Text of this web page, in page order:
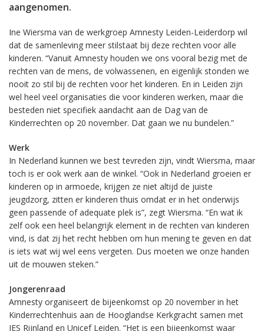
aangenomen.
Ine Wiersma van de werkgroep Amnesty Leiden-Leiderdorp wil
dat de samenleving meer stilstaat bij deze rechten voor alle
kinderen. “Vanuit Amnesty houden we ons vooral bezig met de
rechten van de mens, de volwassenen, en eigenlijk stonden we
nooit zo stil bij de rechten voor het kinderen. En in Leiden zijn
wel heel veel organisaties die voor kinderen werken, maar die
besteden niet specifiek aandacht aan de Dag van de
Kinderrechten op 20 november. Dat gaan we nu bundelen.”
Werk
In Nederland kunnen we best tevreden zijn, vindt Wiersma, maar
toch is er ook werk aan de winkel. “Ook in Nederland groeien er
kinderen op in armoede, krijgen ze niet altijd de juiste
jeugdzorg, zitten er kinderen thuis omdat er in het onderwijs
geen passende of adequate plek is”, zegt Wiersma. “En wat ik
zelf ook een heel belangrijk element in de rechten van kinderen
vind, is dat zij het recht hebben om hun mening te geven en dat
is iets wat wij wel eens vergeten. Dus moeten we onze handen
uit de mouwen steken.”
Jongerenraad
Amnesty organiseert de bijeenkomst op 20 november in het
Kinderrechtenhuis aan de Hooglandse Kerkgracht samen met
JES Rijnland en Unicef Leiden. “Het is een bijeenkomst waar